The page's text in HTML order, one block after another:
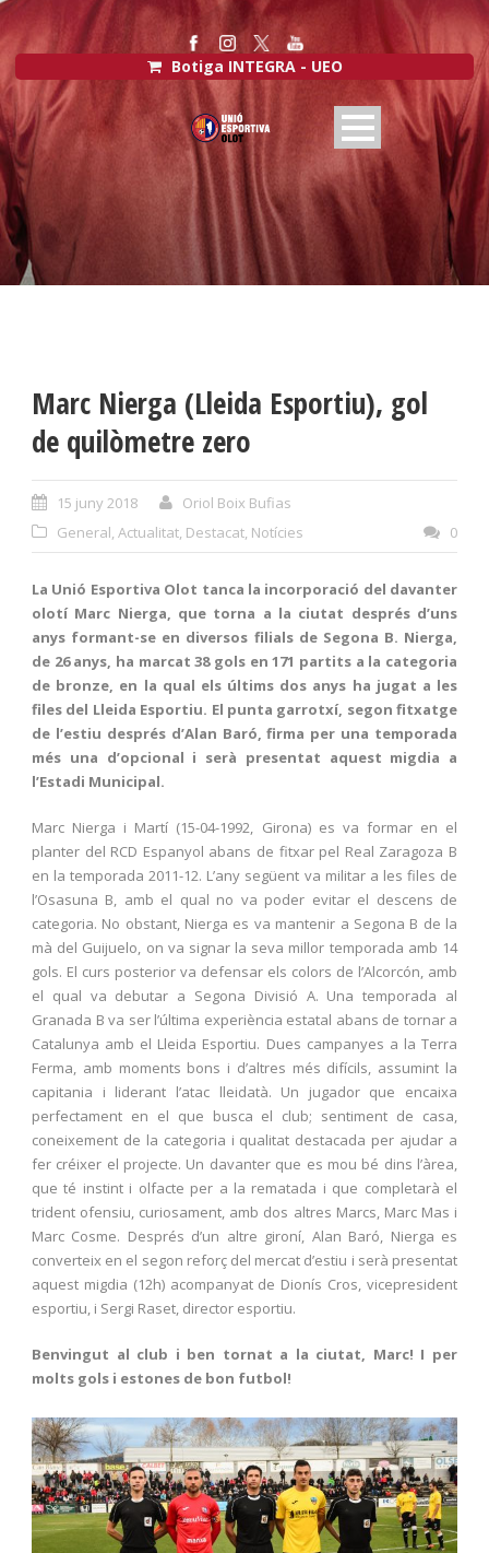
Botiga INTEGRA - UEO
Marc Nierga (Lleida Esportiu), gol
de quilòmetre zero
15 juny 2018
Oriol Boix Bufias
General, Actualitat, Destacat, Notícies 0
La Unió Esportiva Olot tanca la incorporació del davanter
olotí Marc Nierga, que torna a la ciutat després d’uns
anys formant-se en diversos filials de Segona B. Nierga,
de 26 anys, ha marcat 38 gols en 171 partits a la categoria
de bronze, en la qual els últims dos anys ha jugat a les
files del Lleida Esportiu. El punta garrotxí, segon fitxatge
de l’estiu després d’Alan Baró, firma per una temporada
més una d’opcional i serà presentat aquest migdia a
l’Estadi Municipal.
Marc Nierga i Martí (15-04-1992, Girona) es va formar en el
planter del RCD Espanyol abans de fitxar pel Real Zaragoza B
en la temporada 2011-12. L’any següent va militar a les files de
l’Osasuna B, amb el qual no va poder evitar el descens de
categoria. No obstant, Nierga es va mantenir a Segona B de la
mà del Guijuelo, on va signar la seva millor temporada amb 14
gols. El curs posterior va defensar els colors de l’Alcorcón, amb
el qual va debutar a Segona Divisió A. Una temporada al
Granada B va ser l’última experiència estatal abans de tornar a
Catalunya amb el Lleida Esportiu. Dues campanyes a la Terra
Ferma, amb moments bons i d’altres més difícils, assumint la
capitania i liderant l’atac lleidatà. Un jugador que encaixa
perfectament en el que busca el club; sentiment de casa,
coneixement de la categoria i qualitat destacada per ajudar a
fer créixer el projecte. Un davanter que es mou bé dins l’àrea,
que té instint i olfacte per a la rematada i que completarà el
trident ofensiu, curiosament, amb dos altres Marcs, Marc Mas i
Marc Cosme. Després d’un altre gironí, Alan Baró, Nierga es
converteix en el segon reforç del mercat d’estiu i serà presentat
aquest migdia (12h) acompanyat de Dionís Cros, vicepresident
esportiu, i Sergi Raset, director esportiu.
Benvingut al club i ben tornat a la ciutat, Marc! I per
molts gols i estones de bon futbol!